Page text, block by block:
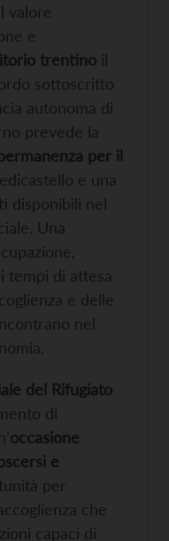
valore
e
trentino il
sottoscritto
autonoma di
prevede la
per il
e una
disponibili nel
Una
tempi di attesa
e delle
nel
del Rifugiato
di
occasione
e
per
che
capaci di